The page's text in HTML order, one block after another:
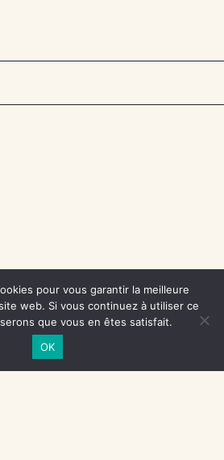
pour vous garantir la meilleure
web. Si vous continuez à utiliser ce
que vous en êtes satisfait.
OK